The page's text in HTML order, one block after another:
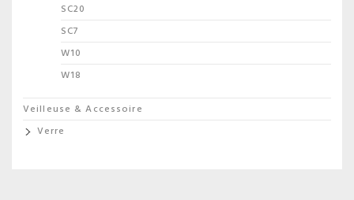
SC20
SC7
W10
W18
Veilleuse & Accessoire
Verre